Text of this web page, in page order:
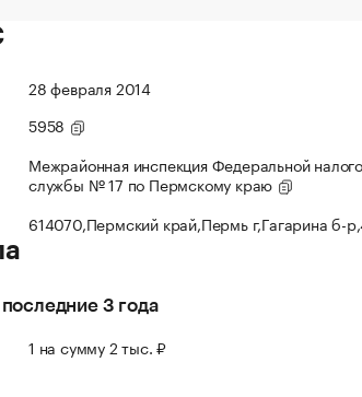
28 февраля 2014
5958
Межрайонная инспекция Федеральной
службы № 17 по Пермскому краю
614070,Пермский край,Пермь г,Гагарина б-
3 года
1 на сумму 2 тыс. ₽